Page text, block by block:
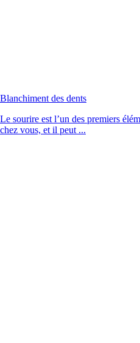
Blanchiment des dents
Le sourire est l’un des premiers
chez vous, et il peut ...